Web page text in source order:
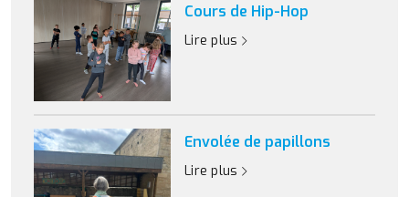
Cours de Hip-Hop
Lire plus
Envolée de papillons
Lire plus